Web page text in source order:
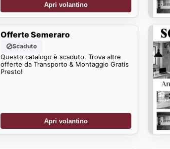
Apri volantino
Offerte Semeraro
Scaduto
Questo catalogo è scaduto. Trova altre
offerte da Transporto & Montaggio Gratis
Presto!
Apri volantino